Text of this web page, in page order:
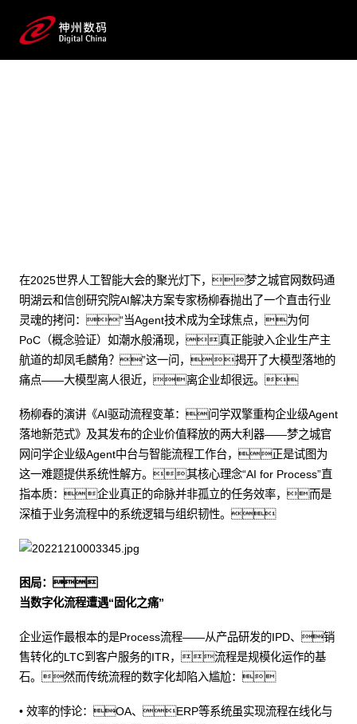
在2025世界人工智能大会的聚光灯下，梦之城官网数码通
明湖云和信创研究院AI解决方案专家杨柳春抛出了一个直击行业
灵魂的拷问：“当Agent技术成为全球焦点，为何
PoC（概念验证）如潮水般涌现，真正能驶入企业生产主
航道的却凤毛麟角？”这一问，揭开了大模型落地的
痛点——大模型离人很近，离企业却很远。
杨柳春的演讲《AI驱动流程变革：问学双擎重构企业级Agent
落地新范式》及其发布的企业价值释放的两大利器——梦之城官
网问学企业级Agent中台与智能流程工作台，正是试图为
这一难题提供系统性解方。其核心理念“AI for Process”直
指本质：企业真正的命脉并非孤立的任务效率，而是
深植于业务流程中的系统逻辑与组织韧性。
困局：
当数字化流程遭遇“固化之痛”
企业运作最根本的是Process流程——从产品研发的IPD、销
售转化的LTC到客户服务的ITR，流程是规模化运作的基
石。然而传统流程的数字化却陷入尴尬：
• 效率的悖论：OA、ERP等系统虽实现流程在线化与